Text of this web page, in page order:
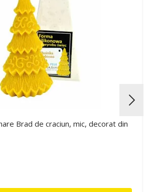
Brad de craciun, mic, decorat din